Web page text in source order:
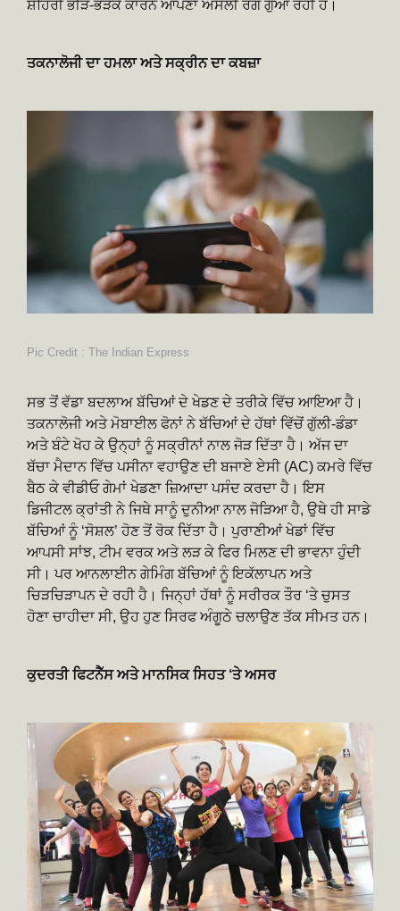
ਸ਼ਹਿਰੀ ਭੀੜ-ਭੜੱਕੇ ਕਾਰਨ ਆਪਣਾ ਅਸਲੀ ਰੰਗ ਗੁਆ ਰਹੀ ਹੈ।
ਤਕਨਾਲੋਜੀ ਦਾ ਹਮਲਾ ਅਤੇ ਸਕ੍ਰੀਨ ਦਾ ਕਬਜ਼ਾ
Pic Credit : The Indian Express
ਸਭ ਤੋਂ ਵੱਡਾ ਬਦਲਾਅ ਬੱਚਿਆਂ ਦੇ ਖੇਡਣ ਦੇ ਤਰੀਕੇ ਵਿੱਚ ਆਇਆ ਹੈ।
ਤਕਨਾਲੋਜੀ ਅਤੇ ਮੋਬਾਈਲ ਫੋਨਾਂ ਨੇ ਬੱਚਿਆਂ ਦੇ ਹੱਥਾਂ ਵਿੱਚੋਂ ਗੁੱਲੀ-ਡੰਡਾ
ਅਤੇ ਬੰਟੇ ਖੋਹ ਕੇ ਉਨ੍ਹਾਂ ਨੂੰ ਸਕ੍ਰੀਨਾਂ ਨਾਲ ਜੋੜ ਦਿੱਤਾ ਹੈ। ਅੱਜ ਦਾ
ਬੱਚਾ ਮੈਦਾਨ ਵਿੱਚ ਪਸੀਨਾ ਵਹਾਉਣ ਦੀ ਬਜਾਏ ਏਸੀ (AC) ਕਮਰੇ ਵਿੱਚ
ਬੈਠ ਕੇ ਵੀਡੀਓ ਗੇਮਾਂ ਖੇਡਣਾ ਜ਼ਿਆਦਾ ਪਸੰਦ ਕਰਦਾ ਹੈ। ਇਸ
ਡਿਜੀਟਲ ਕ੍ਰਾਂਤੀ ਨੇ ਜਿਥੇ ਸਾਨੂੰ ਦੁਨੀਆ ਨਾਲ ਜੋੜਿਆ ਹੈ, ਉਥੇ ਹੀ ਸਾਡੇ
ਬੱਚਿਆਂ ਨੂੰ ‘ਸੋਸ਼ਲ’ ਹੋਣ ਤੋਂ ਰੋਕ ਦਿੱਤਾ ਹੈ। ਪੁਰਾਣੀਆਂ ਖੇਡਾਂ ਵਿੱਚ
ਆਪਸੀ ਸਾਂਝ, ਟੀਮ ਵਰਕ ਅਤੇ ਲੜ ਕੇ ਫਿਰ ਮਿਲਣ ਦੀ ਭਾਵਨਾ ਹੁੰਦੀ
ਸੀ। ਪਰ ਆਨਲਾਈਨ ਗੇਮਿੰਗ ਬੱਚਿਆਂ ਨੂੰ ਇਕੱਲਾਪਨ ਅਤੇ
ਚਿੜਚਿੜਾਪਨ ਦੇ ਰਹੀ ਹੈ। ਜਿਨ੍ਹਾਂ ਹੱਥਾਂ ਨੂੰ ਸਰੀਰਕ ਤੌਰ ‘ਤੇ ਚੁਸਤ
ਹੋਣਾ ਚਾਹੀਦਾ ਸੀ, ਉਹ ਹੁਣ ਸਿਰਫ ਅੰਗੂਠੇ ਚਲਾਉਣ ਤੱਕ ਸੀਮਤ ਹਨ।
ਕੁਦਰਤੀ ਫਿਟਨੈੱਸ ਅਤੇ ਮਾਨਸਿਕ ਸਿਹਤ ‘ਤੇ ਅਸਰ